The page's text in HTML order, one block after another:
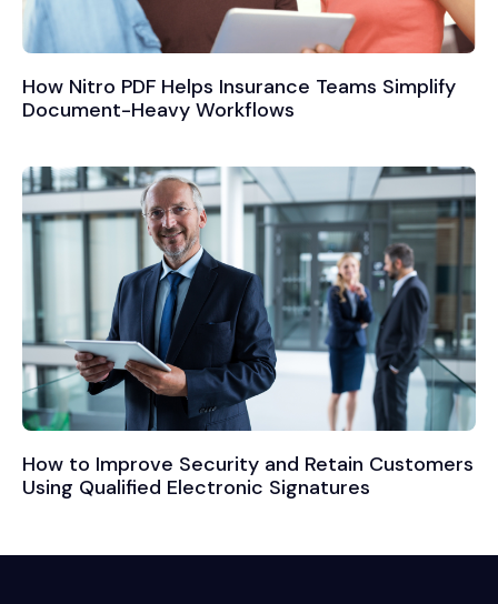
How Nitro PDF Helps Insurance Teams Simplify
Document-Heavy Workflows
How to Improve Security and Retain Customers
Using Qualified Electronic Signatures